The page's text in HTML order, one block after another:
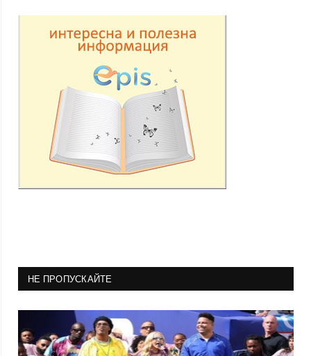
НЕ ПРОПУСКАЙТЕ